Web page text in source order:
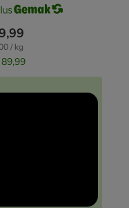
/ kg